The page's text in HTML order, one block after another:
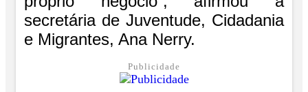
secretária de Juventude, Cidadania
e Migrantes, Ana Nerry.
Publicidade